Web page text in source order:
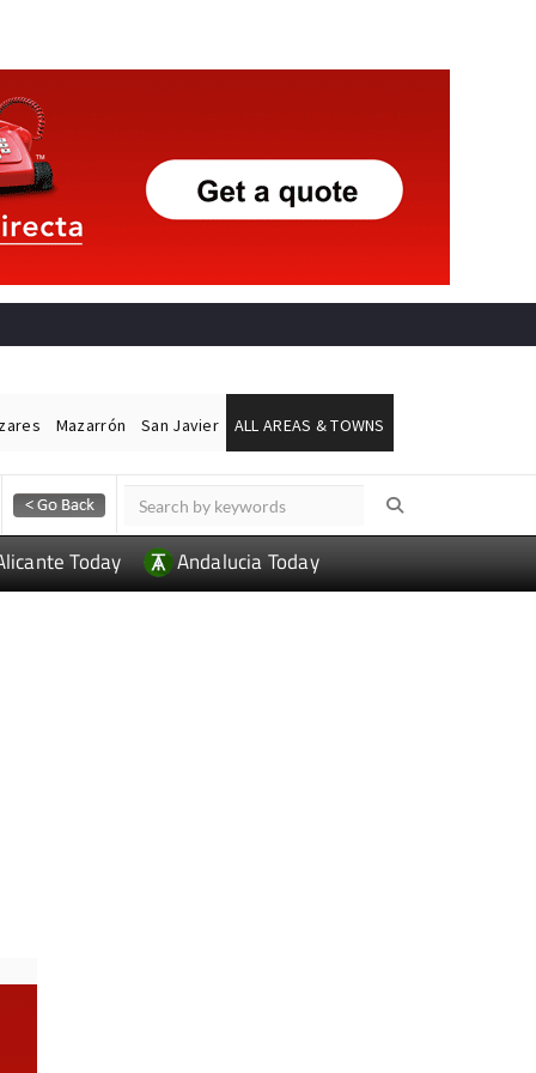
Mazarrón San Javier ALL AREAS & TOWNS
Today Andalucia Today